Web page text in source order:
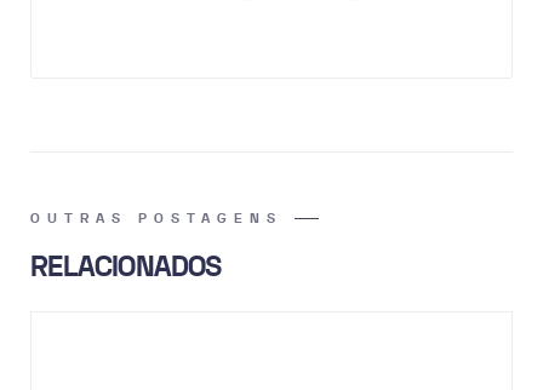
OUTRAS POSTAGENS
RELACIONADOS